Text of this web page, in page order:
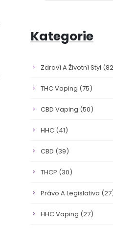
Kategorie
Zdraví A Životní Styl
THC Vaping (75)
CBD Vaping (50)
HHC (41)
CBD (39)
THCP (30)
Právo A Legislativa
HHC Vaping (27)